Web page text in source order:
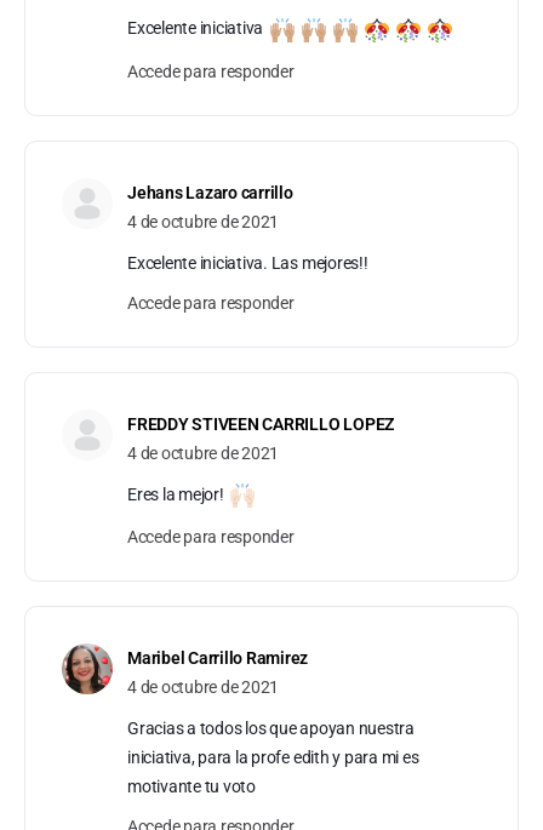
Excelente iniciativa
Accede para responder
Jehans Lazaro carrillo
4 de octubre de 2021
Excelente iniciativa. Las mejores!!
Accede para responder
FREDDY STIVEEN CARRILLO LOPEZ
4 de octubre de 2021
Eres la mejor!
Accede para responder
Maribel Carrillo Ramirez
4 de octubre de 2021
Gracias a todos los que apoyan nuestra
iniciativa, para la profe edith y para mi es
motivante tu voto